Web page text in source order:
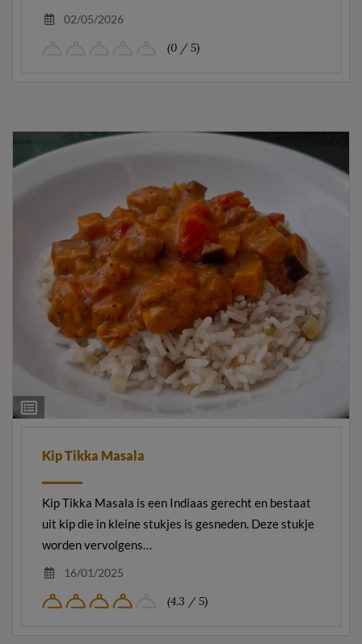
02/05/2026
(0 / 5)
Ingrediëntenlijst
Kip Tikka Masala
Kip Tikka Masala is een Indiaas gerecht en bestaat
uit kip die in kleine stukjes is gesneden. Deze stukje
worden vervolgens…
16/01/2025
(4.3 / 5)